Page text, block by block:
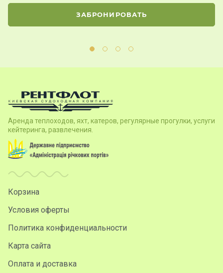
ЗАБРОНИРОВАТЬ
Аренда теплоходов, яхт, катеров, регулярные прогулки, услуги
кейтеринга, развлечения.
Корзина
Условия оферты
Политика конфиденциальности
Карта сайта
Оплата и доставка